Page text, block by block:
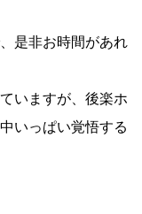
是非お時間があれ
いますが、後楽ホ
いっぱい覚悟する